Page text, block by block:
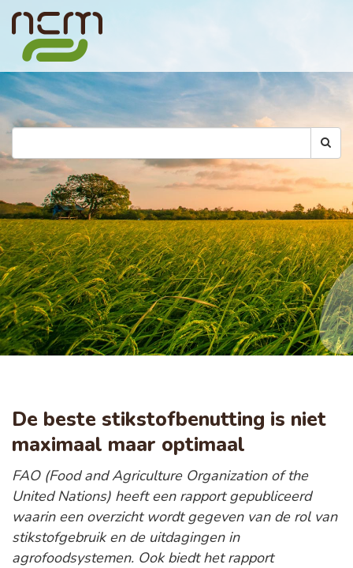
De beste stikstofbenutting is niet
maximaal maar optimaal
FAO (Food and Agriculture Organization of the
United Nations) heeft een rapport gepubliceerd
waarin een overzicht wordt gegeven van de rol van
stikstofgebruik en de uitdagingen in
agrofoodsystemen. Ook biedt het rapport